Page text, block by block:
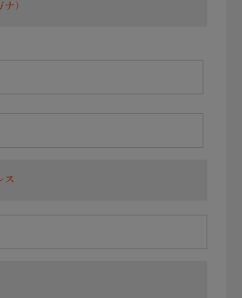
）
ス